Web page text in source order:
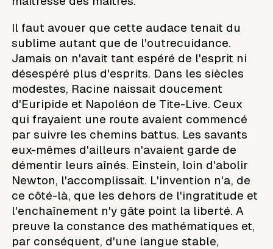
Il faut avouer que cette audace tenait du
sublime autant que de l'outrecuidance.
Jamais on n'avait tant espéré de l'esprit ni
désespéré plus d'esprits. Dans les siècles
modestes, Racine naissait doucement
d'Euripide et Napoléon de Tite-Live. Ceux
qui frayaient une route avaient commencé
par suivre les chemins battus. Les savants
eux-mêmes d'ailleurs n'avaient garde de
démentir leurs aînés. Einstein, loin d'abolir
Newton, l'accomplissait. L'invention n'a, de
ce côté-là, que les dehors de l'ingratitude et
l'enchaînement n'y gâte point la liberté. A
preuve la constance des mathématiques et,
par conséquent, d'une langue stable,